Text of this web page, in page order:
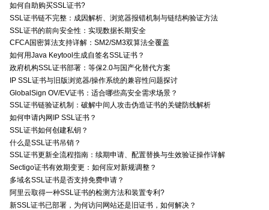
如何自助购买SSL证书?
SSL证书链不完整：成因解析、浏览器报错机制与链结构验证方法
SSL证书的前向安全性：实现数据长期安全
CFCA国密算法支持详解：SM2/SM3双算法全覆盖
如何用Java Keytool生成自签名SSL证书？
政府机构SSL证书部署：等保2.0与国产化替代方案
IP SSL证书与旧版浏览器/操作系统的兼容性问题探讨
GlobalSign OV/EV证书：适合哪些高安全需求场景？
SSL证书链验证机制：破解中间人攻击伪造证书的关键防线解析
如何申请内网IP SSL证书？
SSL证书如何创建私钥？
什么是SSL证书吊销？
SSL证书更新全流程指南：续期申请、配置替换与生效验证操作详解
Sectigo证书有效期变更：如何应对新规调整？
多域名SSL证书是否支持免费申请？
阿里云取得一种SSL证书的检测方法和装置专利?
新SSL证书已部署，为何访问网站还是旧证书，如何解决？